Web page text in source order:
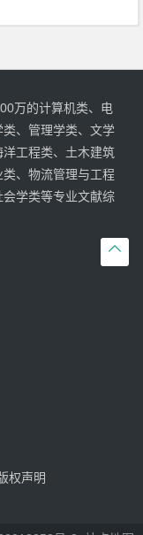

万的计算机类、电
、管理学类、文学
工程类、土木建筑
、物流管理与工程
学类等专业文献综
权声明